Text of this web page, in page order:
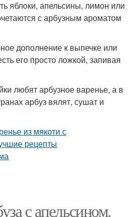
яблоки, апельсины, лимон или
с арбузным ароматом
дополнение к выпечке или
его просто ложкой, запивая
любят арбузное варенье, а в
арбуз вялят, сушат и
с апельсином.